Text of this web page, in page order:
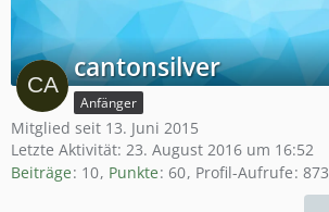
cantonsilver
Anfänger
Mitglied seit 13. Juni 2015
Letzte Aktivität: 23. August 2016 um 16:52
Beiträge 10 Punkte 60 Profil-Aufrufe 873